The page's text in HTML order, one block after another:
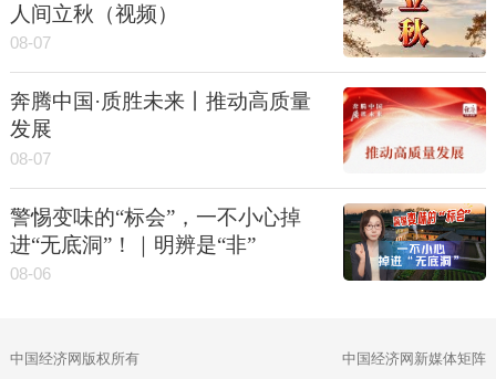
人间立秋（视频）
08-07
奔腾中国·质胜未来丨推动高质量
发展
08-07
警惕变味的“标会”，一不小心掉
进“无底洞”！｜明辨是“非”
08-06
中国经济网版权所有 中国经济网新媒体矩阵